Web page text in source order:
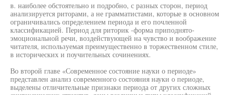
в. наиболее обстоятельно и подробно, с разных сторон, период
анализируется риторами, а не грамматистами, которые в основном
ограничивались определением периода и его почленной
классификацией. Период для риторик -форма приподнято-
эмоциональной речи, воздействующей на чувство и воображение
читателя, используемая преимущественно в торжественном стиле,
в исторических и поучительных сочинениях.
Во второй главе «Современное состояние науки о периоде»
представлен анализ современного состояния науки о периоде,
выделены отличительные признаки периода от других сложных